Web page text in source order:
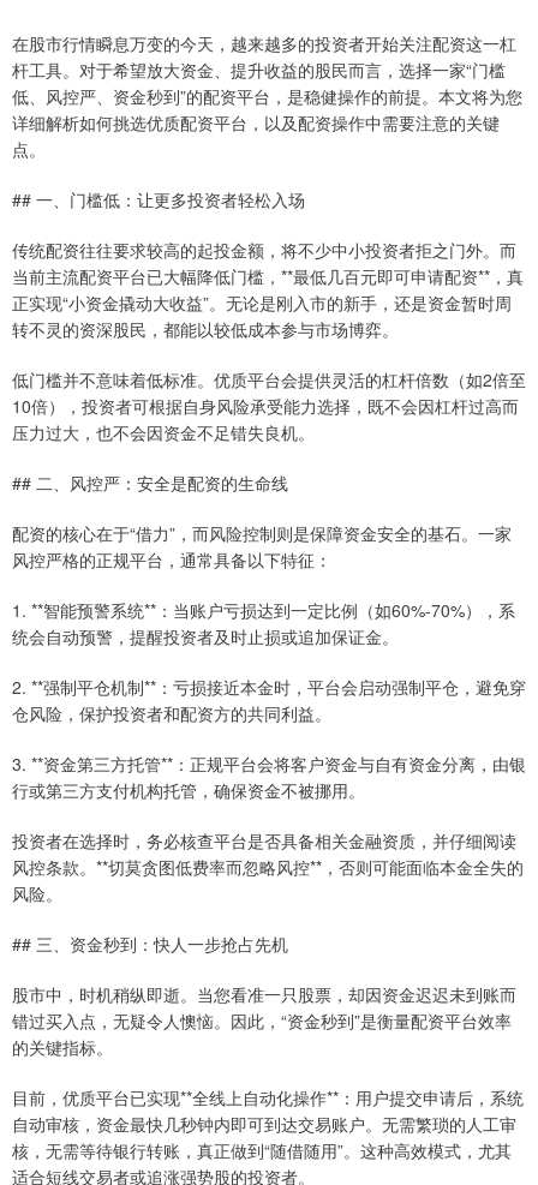
在股市行情瞬息万变的今天，越来越多的投资者开始关注配资这一杠
杆工具。对于希望放大资金、提升收益的股民而言，选择一家“门槛
低、风控严、资金秒到”的配资平台，是稳健操作的前提。本文将为您
详细解析如何挑选优质配资平台，以及配资操作中需要注意的关键
点。
## 一、门槛低：让更多投资者轻松入场
传统配资往往要求较高的起投金额，将不少中小投资者拒之门外。而
当前主流配资平台已大幅降低门槛，**最低几百元即可申请配资**，真
正实现“小资金撬动大收益”。无论是刚入市的新手，还是资金暂时周
转不灵的资深股民，都能以较低成本参与市场博弈。
低门槛并不意味着低标准。优质平台会提供灵活的杠杆倍数（如2倍至
10倍），投资者可根据自身风险承受能力选择，既不会因杠杆过高而
压力过大，也不会因资金不足错失良机。
## 二、风控严：安全是配资的生命线
配资的核心在于“借力”，而风险控制则是保障资金安全的基石。一家
风控严格的正规平台，通常具备以下特征：
1. **智能预警系统**：当账户亏损达到一定比例（如60%-70%），系
统会自动预警，提醒投资者及时止损或追加保证金。
2. **强制平仓机制**：亏损接近本金时，平台会启动强制平仓，避免穿
仓风险，保护投资者和配资方的共同利益。
3. **资金第三方托管**：正规平台会将客户资金与自有资金分离，由银
行或第三方支付机构托管，确保资金不被挪用。
投资者在选择时，务必核查平台是否具备相关金融资质，并仔细阅读
风控条款。**切莫贪图低费率而忽略风控**，否则可能面临本金全失的
风险。
## 三、资金秒到：快人一步抢占先机
股市中，时机稍纵即逝。当您看准一只股票，却因资金迟迟未到账而
错过买入点，无疑令人懊恼。因此，“资金秒到”是衡量配资平台效率
的关键指标。
目前，优质平台已实现**全线上自动化操作**：用户提交申请后，系统
自动审核，资金最快几秒钟内即可到达交易账户。无需繁琐的人工审
核，无需等待银行转账，真正做到“随借随用”。这种高效模式，尤其
适合短线交易者或追涨强势股的投资者。